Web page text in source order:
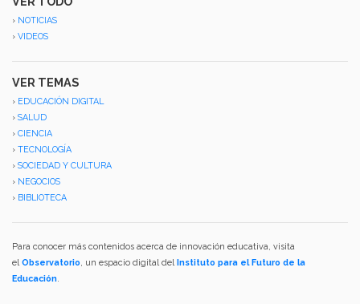
› NOTICIAS
› VIDEOS
VER TEMAS
› EDUCACIÓN DIGITAL
› SALUD
› CIENCIA
› TECNOLOGÍA
› SOCIEDAD Y CULTURA
› NEGOCIOS
› BIBLIOTECA
Para conocer más contenidos acerca de innovación educativa, visita
elObservatorio, un espacio digital del Instituto para el Futuro de la
Educación.